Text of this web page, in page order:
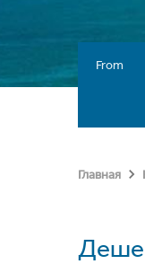
From
Главная